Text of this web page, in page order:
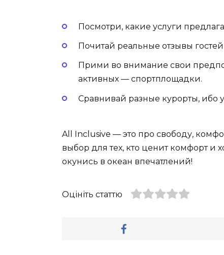
Посмотри, какие услуги
Почитай реальные отзывы
Прими во внимание свои
активных — спортплощадки.
Сравнивай разные курорты, ибо
All Inclusive — это про свободу,
выбор для тех, кто ценит комфорт и
окунись в океан впечатлений!
Оцініть статтю